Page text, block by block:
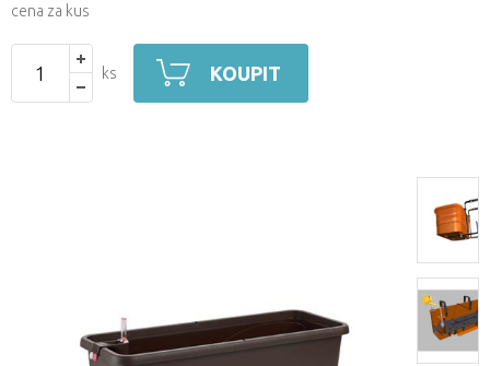
cena za kus
ks KOUPIT